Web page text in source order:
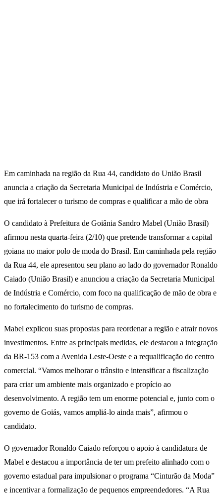
Em caminhada na região da Rua 44, candidato do União Brasil
anuncia a criação da Secretaria Municipal de Indústria e Comércio,
que irá fortalecer o turismo de compras e qualificar a mão de obra
O candidato à Prefeitura de Goiânia Sandro Mabel (União Brasil)
afirmou nesta quarta-feira (2/10) que pretende transformar a capital
goiana no maior polo de moda do Brasil. Em caminhada pela região
da Rua 44, ele apresentou seu plano ao lado do governador Ronaldo
Caiado (União Brasil) e anunciou a criação da Secretaria Municipal
de Indústria e Comércio, com foco na qualificação de mão de obra e
no fortalecimento do turismo de compras.
Mabel explicou suas propostas para reordenar a região e atrair novos
investimentos. Entre as principais medidas, ele destacou a integração
da BR-153 com a Avenida Leste-Oeste e a requalificação do centro
comercial. “Vamos melhorar o trânsito e intensificar a fiscalização
para criar um ambiente mais organizado e propício ao
desenvolvimento. A região tem um enorme potencial e, junto com o
governo de Goiás, vamos ampliá-lo ainda mais”, afirmou o
candidato.
O governador Ronaldo Caiado reforçou o apoio à candidatura de
Mabel e destacou a importância de ter um prefeito alinhado com o
governo estadual para impulsionar o programa “Cinturão da Moda”
e incentivar a formalização de pequenos empreendedores. “A Rua